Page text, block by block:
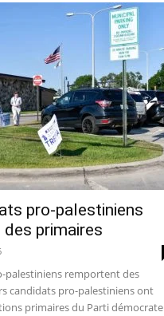
pro-palestiniens
primaires
palestiniens remportent des
candidats pro-palestiniens ont
primaires du Parti démocrate